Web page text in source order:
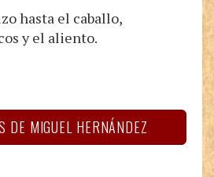
hasta el caballo,
y el aliento.
DE MIGUEL HERNÁNDEZ